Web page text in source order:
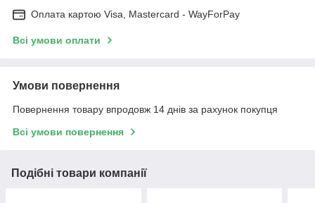
Оплата картою Visa, Mastercard - WayForPay
Всі умови оплати
Умови повернення
Повернення товару впродовж 14 днів за рахунок покупця
Всі умови повернення
Подібні товари компанії